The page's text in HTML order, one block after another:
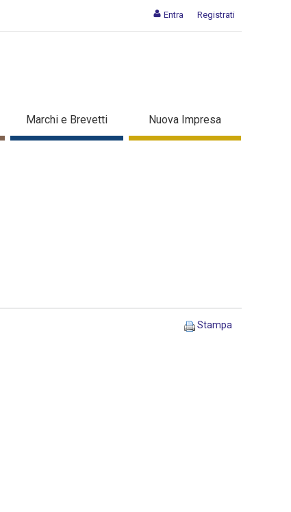
Entra Registrati
Marchi e Brevetti Nuova Impresa
Stampa